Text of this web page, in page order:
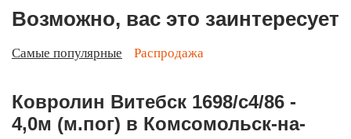
Возможно, вас это заинтересует
Самые популярные Распродажа
Ковролин Витебск 1698/c4/86 -
4,0м (м.пог) в Комсомольск-на-